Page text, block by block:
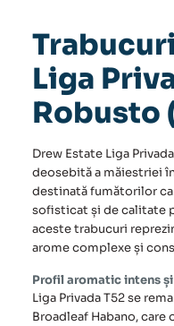
(24)
Liga
Robusto
Drew Estate Liga
deosebită a măiestriei
destinată fumătorilor
sofisticat și de calitate
aceste trabucuri
arome complexe și
Profil aromatic intens
Liga Privada T52 se
Broadleaf Habano,